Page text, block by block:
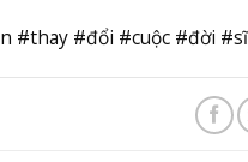
#thay #đổi #cuộc #đời